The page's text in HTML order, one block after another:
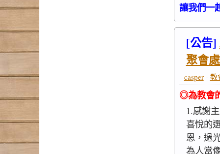
讓我們一
[公告]
聚會
casper- 教
◎為教會
1.感謝
喜悅的
恩，過
為人當